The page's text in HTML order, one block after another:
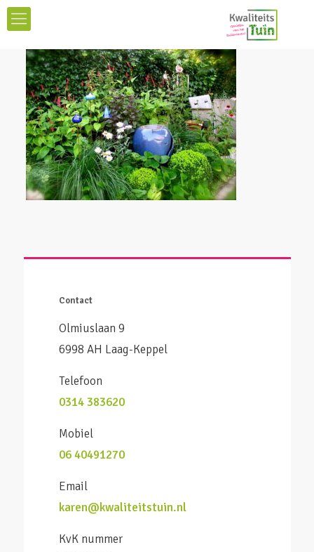
Contact
Olmiuslaan 9
6998 AH Laag-Keppel
Telefoon
0314 383620
Mobiel
06 40491270
Email
karen@kwaliteitstuin.nl
KvK nummer